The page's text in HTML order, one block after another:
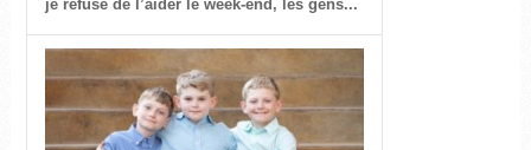
je refuse de l’aider le week-end, les gens...